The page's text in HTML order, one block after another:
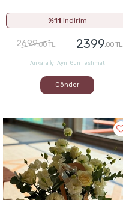
%11 indirim
2699,00 TL 2399,00 TL
Ankara İçi Aynı Gün Teslimat
Gönder